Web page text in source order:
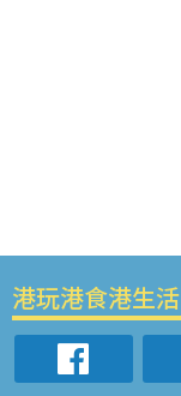
港玩港食港生活